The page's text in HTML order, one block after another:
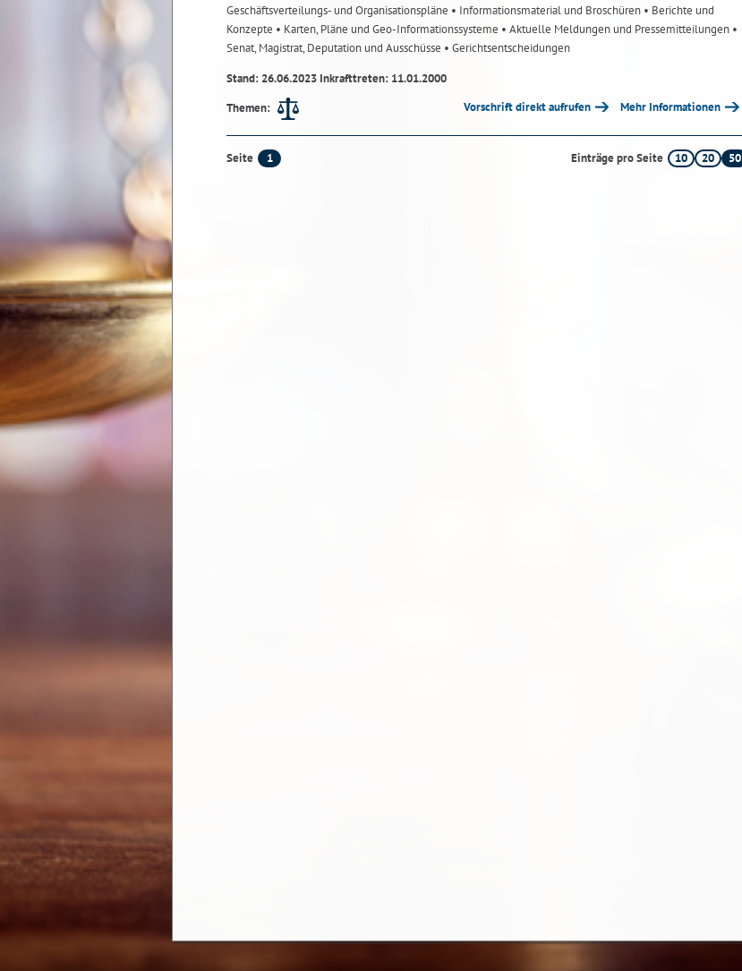
Geschäftsverteilungs- und Organisationspläne • Informationsmaterial und Broschüren • Berichte und
Konzepte • Karten, Pläne und Geo-Informationssysteme • Aktuelle Meldungen und Pressemitteilungen •
Senat, Magistrat, Deputation und Ausschüsse • Gerichtsentscheidungen
Stand: 26.06.2023 Inkrafttreten: 11.01.2000
Themen:
Vorschrift direkt aufrufen Mehr Informationen
Seite 1 Einträge pro Seite 10 20 50